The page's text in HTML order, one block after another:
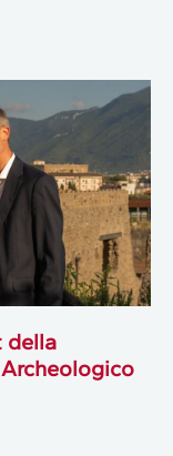
della